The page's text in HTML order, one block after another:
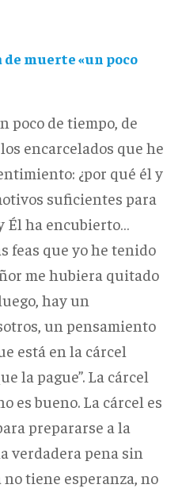
muerte «un poco
poco de tiempo, de
encarcelados que he
¿por qué él y
suficientes para
Él ha encubierto…
feas que yo he tenido
me hubiera quitado
hay un
un pensamiento
está en la cárcel
la pague”. La cárcel
es bueno. La cárcel es
prepararse a la
verdadera pena sin
no tiene esperanza, no